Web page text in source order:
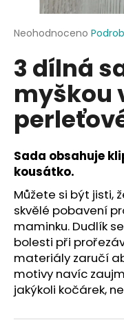
Průměrné
produktu
je
5
hvězdiček.
Neohodnoceno
3 dílná
myškou
Sada obsahuje
kousátko.
Můžete si být jisti,
skvělé pobavení
maminku. Dudlík
bolesti při
materiály zaručí
motivy navíc
jakýkoli kočárek,
j
í
t
?
D
o
p
o
r
u